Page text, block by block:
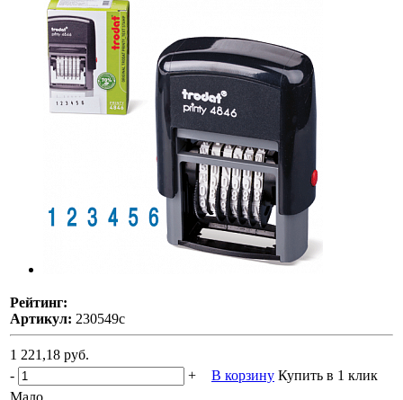
Рейтинг:
Артикул: 230549с
1 221,18 руб.
-
+ В корзину Купить в 1 клик
Мало